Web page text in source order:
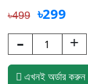
৳499 ৳299
- +
এখনই অর্ডার করুন